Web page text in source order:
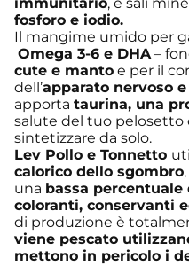
fosforo e iodio.
Il mangime umido per
Omega 3-6 e DHA–
cute e manto e per il
dell’apparato nervoso
apporta taurina, una
salute del tuo pelosetto
sintetizzare da solo.
Lev Pollo e Tonnetto
calorico dello sgombro
una bassa
coloranti, conservanti
di produzione è
viene pescato
mettono in pericolo i